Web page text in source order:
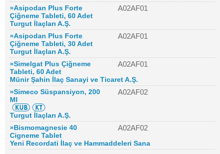
»Asipodan Plus Forte
Çiğneme Tableti, 60 Adet
A02AF01
Turgut İlaçları A.Ş.
»Asipodan Plus Forte
Çiğneme Tableti, 30 Adet
A02AF01
Turgut İlaçları A.Ş.
»Simelgat Plus Çiğneme
Tableti, 60 Adet
A02AF01
Münir Şahin İlaç Sanayi ve Ticaret A.Ş.
»Simeco Süspansiyon, 200
Ml
A02AF02
Turgut İlaçları A.Ş.
»Bismomagnesie 40
Cigneme Tablet
A02AF02
Yeni Recordati İlaç ve Hammaddeleri Sana